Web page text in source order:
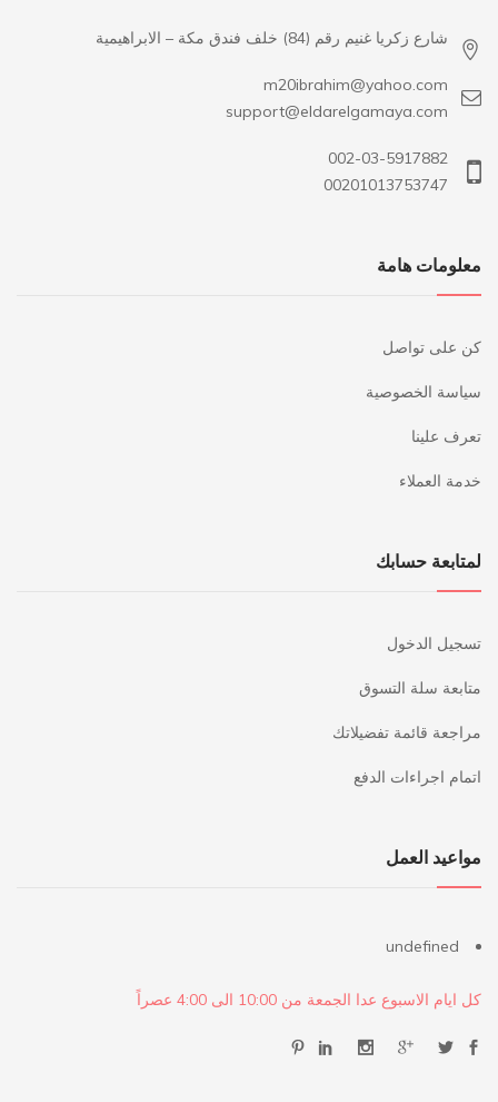
شارع زكريا غنيم رقم (84) خلف فندق مكة – الابراهيمية
m20ibrahim@yahoo.com
support@eldarelgamaya.com
002-03-5917882
00201013753747
معلومات هامة
كن على تواصل
سياسة الخصوصية
تعرف علينا
خدمة العملاء
لمتابعة حسابك
تسجيل الدخول
متابعة سلة التسوق
مراجعة قائمة تفضيلاتك
اتمام اجراءات الدفع
مواعيد العمل
undefined
كل ايام الاسبوع عدا الجمعة من 10:00 الى 4:00 عصراً